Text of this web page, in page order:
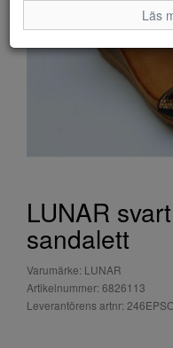
LUNAR
sandalett
Varumärke: LUNAR
Artikelnummer: 6826113
Leverantörens artnr:
Läs